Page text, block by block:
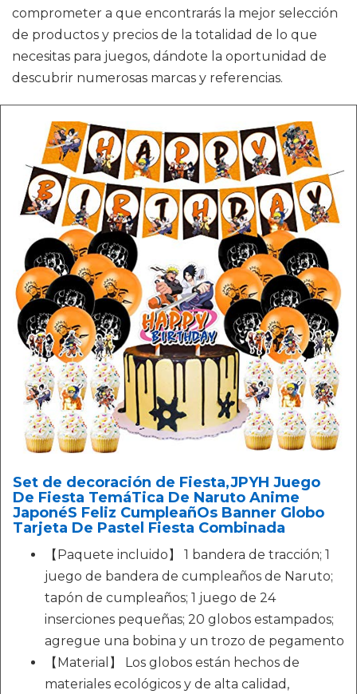
comprometer a que encontrarás la mejor selección
de productos y precios de la totalidad de lo que
necesitas para juegos, dándote la oportunidad de
descubrir numerosas marcas y referencias.
Set de decoración de Fiesta,JPYH Juego
De Fiesta TemáTica De Naruto Anime
JaponéS Feliz CumpleañOs Banner Globo
Tarjeta De Pastel Fiesta Combinada
【Paquete incluido】 1 bandera de tracción; 1
juego de bandera de cumpleaños de Naruto;
tapón de cumpleaños; 1 juego de 24
inserciones pequeñas; 20 globos estampados;
agregue una bobina y un trozo de pegamento
【Material】 Los globos están hechos de
materiales ecológicos y de alta calidad,